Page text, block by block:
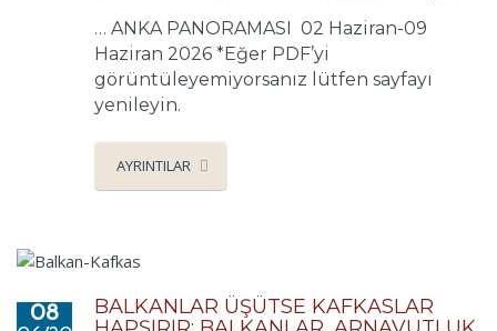
… ANKA PANORAMASI 02 Haziran-09
Haziran 2026 *Eğer PDF’yi
görüntüleyemiyorsanız lütfen sayfayı
yenileyin.
AYRINTILAR
08
BALKANLAR ÜŞÜTSE KAFKASLAR